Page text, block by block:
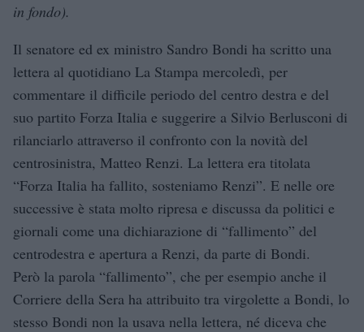
in fondo).
Il senatore ed ex ministro Sandro Bondi ha scritto una
lettera al quotidiano La Stampa mercoledì, per
commentare il difficile periodo del centro destra e del
suo partito Forza Italia e suggerire a Silvio Berlusconi di
rilanciarlo attraverso il confronto con la novità del
centrosinistra, Matteo Renzi. La lettera era titolata
“Forza Italia ha fallito, sosteniamo Renzi”. E nelle ore
successive è stata molto ripresa e discussa da politici e
giornali come una dichiarazione di “fallimento” del
centrodestra e apertura a Renzi, da parte di Bondi.
Però la parola “fallimento”, che per esempio anche il
Corriere della Sera ha attribuito tra virgolette a Bondi, lo
stesso Bondi non la usava nella lettera, né diceva che